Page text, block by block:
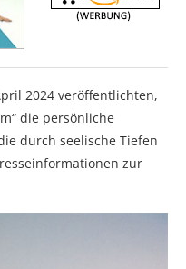
2024 veröffentlichten,
die persönliche
durch seelische Tiefen
zur